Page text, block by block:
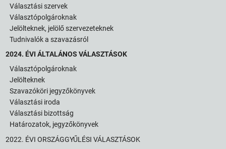
Választási szervek
Választópolgároknak
Jelölteknek, jelölő szervezeteknek
Tudnivalók a szavazásról
2024. ÉVI ÁLTALÁNOS VÁLASZTÁSOK
Választópolgároknak
Jelölteknek
Szavazóköri jegyzőkönyvek
Választási iroda
Választási bizottság
Határozatok, jegyzőkönyvek
2022. ÉVI ORSZÁGGYŰLÉSI VÁLASZTÁSOK